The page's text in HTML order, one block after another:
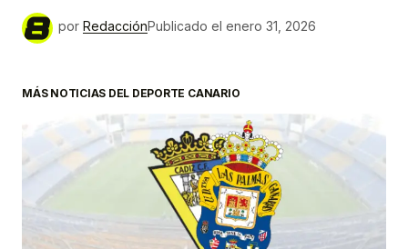
por RedacciónPublicado el enero 31, 2026
MÁS NOTICIAS DEL DEPORTE CANARIO